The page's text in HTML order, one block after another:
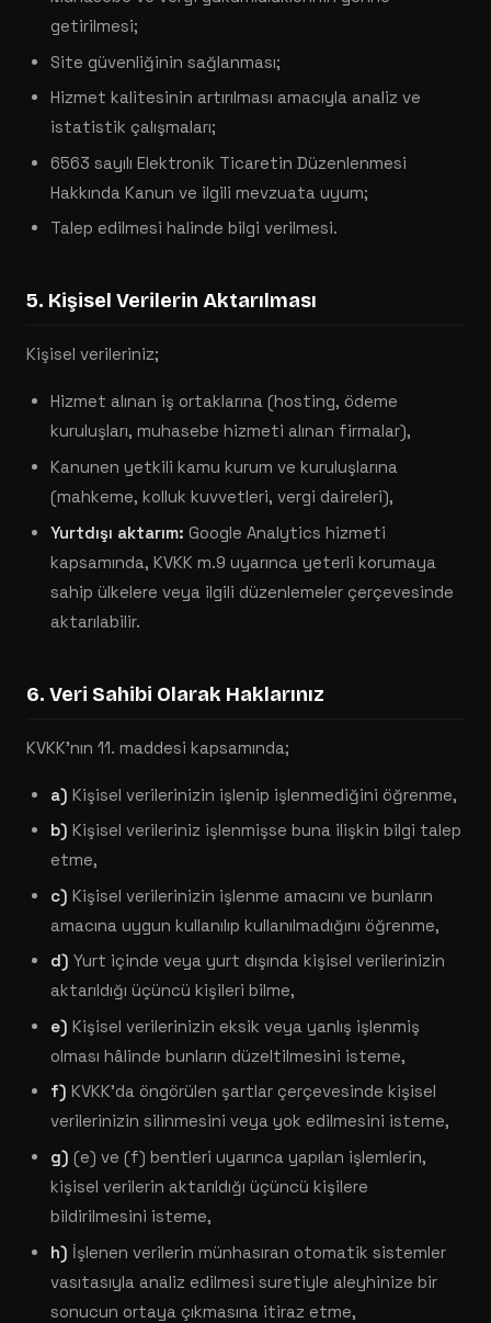
getirilmesi;
Site güvenliğinin sağlanması;
Hizmet kalitesinin artırılması amacıyla analiz ve
istatistik çalışmaları;
6563 sayılı Elektronik Ticaretin Düzenlenmesi
Hakkında Kanun ve ilgili mevzuata uyum;
Talep edilmesi halinde bilgi verilmesi.
5. Kişisel Verilerin Aktarılması
Kişisel verileriniz;
Hizmet alınan iş ortaklarına (hosting, ödeme
kuruluşları, muhasebe hizmeti alınan firmalar),
Kanunen yetkili kamu kurum ve kuruluşlarına
(mahkeme, kolluk kuvvetleri, vergi daireleri),
Yurtdışı aktarım: Google Analytics hizmeti
kapsamında, KVKK m.9 uyarınca yeterli korumaya
sahip ülkelere veya ilgili düzenlemeler çerçevesinde
aktarılabilir.
6. Veri Sahibi Olarak Haklarınız
KVKK'nın 11. maddesi kapsamında;
a) Kişisel verilerinizin işlenip işlenmediğini öğrenme,
b) Kişisel verileriniz işlenmişse buna ilişkin bilgi talep
etme,
c) Kişisel verilerinizin işlenme amacını ve bunların
amacına uygun kullanılıp kullanılmadığını öğrenme,
d) Yurt içinde veya yurt dışında kişisel verilerinizin
aktarıldığı üçüncü kişileri bilme,
e) Kişisel verilerinizin eksik veya yanlış işlenmiş
olması hâlinde bunların düzeltilmesini isteme,
f) KVKK'da öngörülen şartlar çerçevesinde kişisel
verilerinizin silinmesini veya yok edilmesini isteme,
g) (e) ve (f) bentleri uyarınca yapılan işlemlerin,
kişisel verilerin aktarıldığı üçüncü kişilere
bildirilmesini isteme,
h) İşlenen verilerin münhasıran otomatik sistemler
vasıtasıyla analiz edilmesi suretiyle aleyhinize bir
sonucun ortaya çıkmasına itiraz etme,